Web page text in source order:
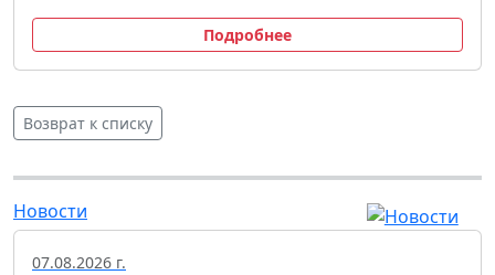
Подробнее
Возврат к списку
Новости
07.08.2026 г.